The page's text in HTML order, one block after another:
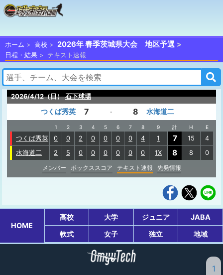
ホーム 高校 2026年 春季茨城県大会 地区予選
日程・結果 テキスト速報
2026/4/12（日） 石下球場
つくば秀英 7 - 8 水海道二
1 2 3 4 5 6 7 8 9 計 H E
つくば秀英 0 0 2 0 0 0 0 4 1 7 15
4
水海道二
2 5 0 0 0 0 0 0 1X 8 8
0
メンバー
ボックススコア テキスト速報 先発情報
HOME
高校 大学 ジュニア
JABA
軟式
女子 独立 地域
1